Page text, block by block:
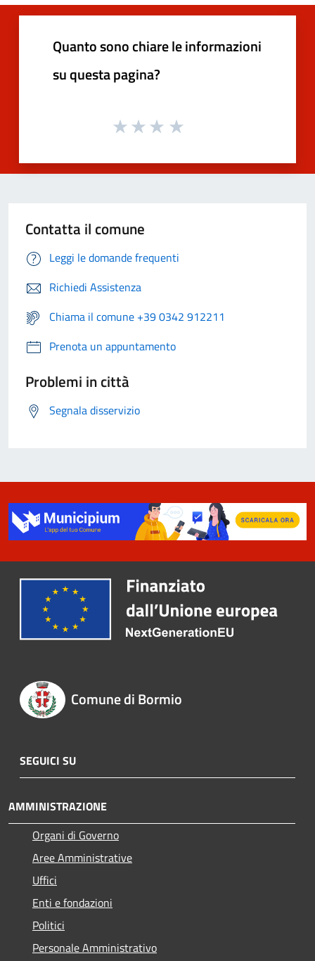
Quanto sono chiare le informazioni
su questa pagina?
Contatta il comune
Leggi le domande frequenti
Richiedi Assistenza
Chiama il comune +39 0342 912211
Prenota un appuntamento
Problemi in città
Segnala disservizio
Comune di Bormio
SEGUICI SU
AMMINISTRAZIONE
Organi di Governo
Aree Amministrative
Uffici
Enti e fondazioni
Politici
Personale Amministrativo